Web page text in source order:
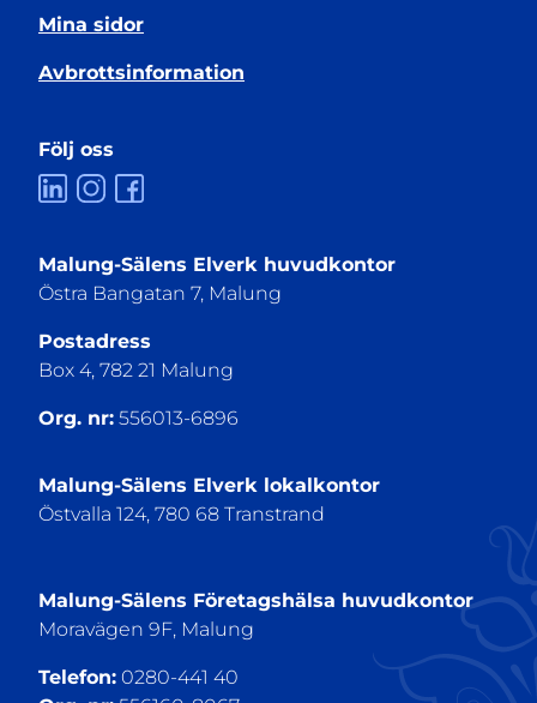
Malung-Sälens Elverk huvudkontor
Östra Bangatan 7, Malung
Postadress
Box 4, 782 21 Malung
Org. nr: 556013-6896
Malung-Sälens Elverk lokalkontor
Östvalla 124, 780 68 Transtrand
Malung-Sälens Företagshälsa huvudkontor
Moravägen 9F, Malung
Telefon: 0280-441 40
Mina sidor
Avbrottsinformation
Följ oss